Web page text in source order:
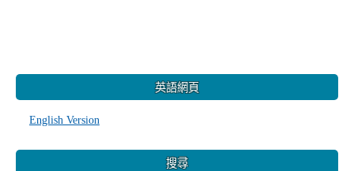
英語網頁
English Version
搜尋